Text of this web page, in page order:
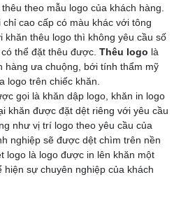
theo mẫu logo của khách hàng.
cao cấp có màu khác với tông
khăn thêu logo thì không yêu cầu số
thể đặt thêu được. Thêu logo là
hàng ưa chuộng, bới tính thẩm mỹ
logo trên chiếc khăn.
gọi là khăn dập logo, khăn in logo
khăn được đặt dệt riêng với yêu cầu
như vị trí logo theo yêu cầu của
nghiệp sẽ được dệt chìm trên nền
logo là logo được in lên khăn một
hiện sự chuyên nghiệp của khách